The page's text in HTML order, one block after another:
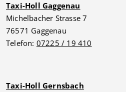
Taxi-Holl Gaggenau
Michelbacher Strasse 7
76571 Gaggenau
Telefon: 07225 / 19 410
Taxi-Holl Gernsbach